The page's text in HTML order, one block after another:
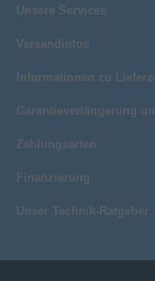
Unsere Services
Versandinfos
Informationen zu
Garantieverlängerung
Zahlungsarten
Finanzierung
Unser Technik-Ratgeber